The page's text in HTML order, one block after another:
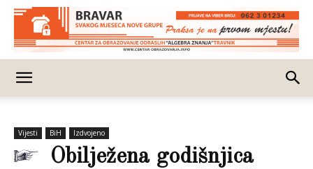
Vijesti BiH Izdvojeno
Obilježena godišnjica